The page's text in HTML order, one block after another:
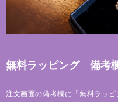
無料ラッピング 備考
注文画面の備考欄に「無料ラッ